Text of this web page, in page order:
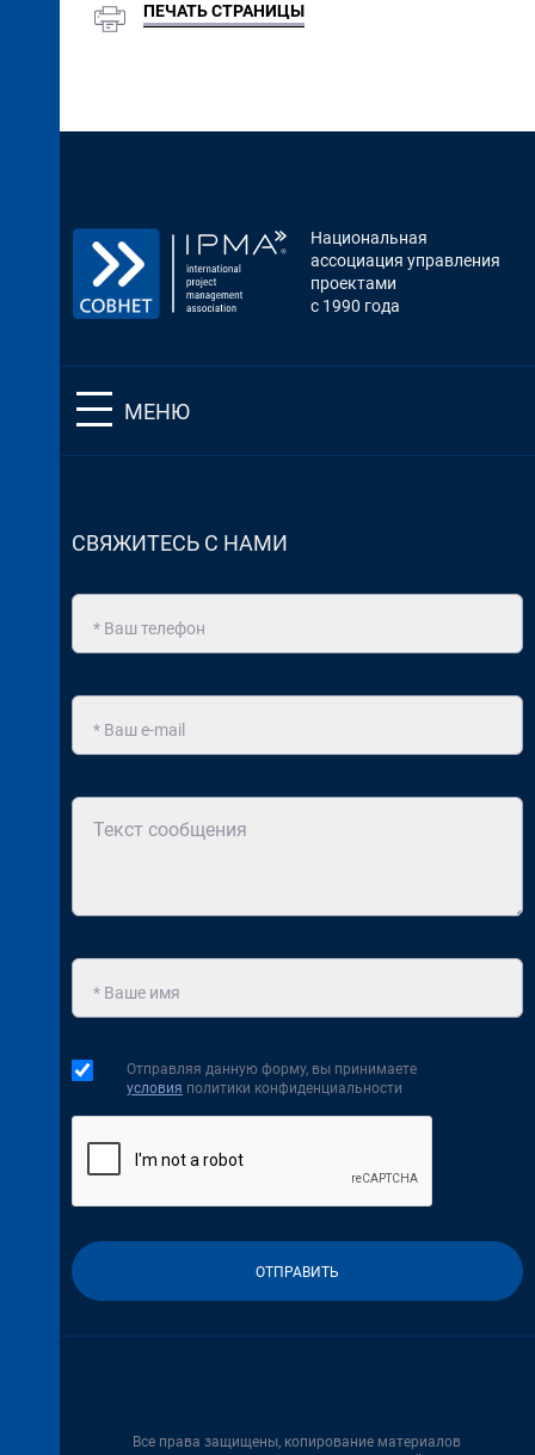
ПЕЧАТЬ СТРАНИЦЫ
Национальная
ассоциация управления
проектами
с 1990 года
МЕНЮ
СВЯЖИТЕСЬ С НАМИ
Отправляя данную форму, вы принимаете
условия политики конфиденциальности
Все права защищены, копирование материалов